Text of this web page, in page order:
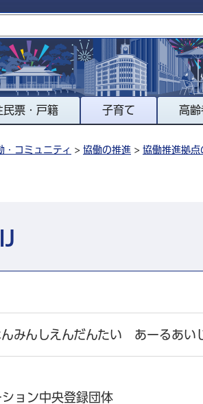
民票・戸籍 子育て 高齢
・コミュニティ > 協働の推進 > 協働推進拠点
んみんしえんだんたい あーるあい
ョン中央登録団体